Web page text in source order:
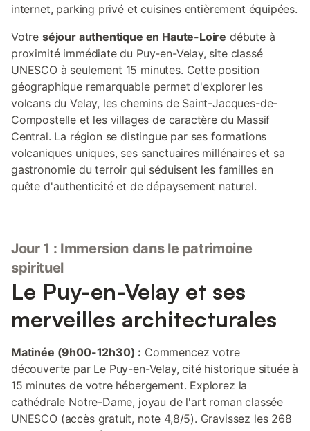
internet, parking privé et cuisines entièrement équipées.
Votre séjour authentique en Haute-Loire débute à
proximité immédiate du Puy-en-Velay, site classé
UNESCO à seulement 15 minutes. Cette position
géographique remarquable permet d'explorer les
volcans du Velay, les chemins de Saint-Jacques-de-
Compostelle et les villages de caractère du Massif
Central. La région se distingue par ses formations
volcaniques uniques, ses sanctuaires millénaires et sa
gastronomie du terroir qui séduisent les familles en
quête d'authenticité et de dépaysement naturel.
Jour 1 : Immersion dans le patrimoine
spirituel
Le Puy-en-Velay et ses
merveilles architecturales
Matinée (9h00-12h30) : Commencez votre
découverte par Le Puy-en-Velay, cité historique située à
15 minutes de votre hébergement. Explorez la
cathédrale Notre-Dame, joyau de l'art roman classée
UNESCO (accès gratuit, note 4,8/5). Gravissez les 268